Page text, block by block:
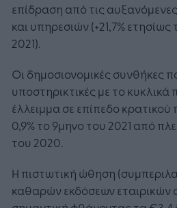
επίδραση από τις
και υπηρεσιών (+21,7% ετησίως
2021).
Οι δημοσιονομικές συνθήκες
υποστηρικτικές με το
έλλειμμα σε επίπεδο
0,9% το 9μηνο του 2021 από
του 2020.
Η πιστωτική ώθηση
καθαρών εκδόσεων εταιρικών